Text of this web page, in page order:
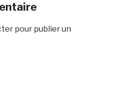
pour publier un